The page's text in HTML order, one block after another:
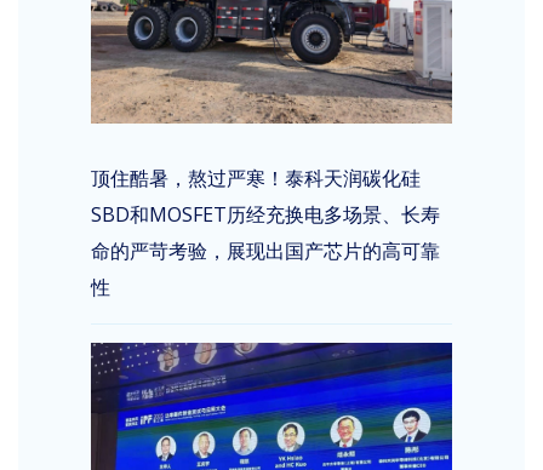
顶住酷暑，熬过严寒！泰科天润碳化硅
SBD和MOSFET历经充换电多场景、长寿
命的严苛考验，展现出国产芯片的高可靠
性